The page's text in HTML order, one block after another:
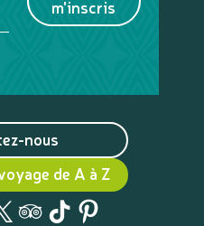
m'inscris
nous
de A à Z